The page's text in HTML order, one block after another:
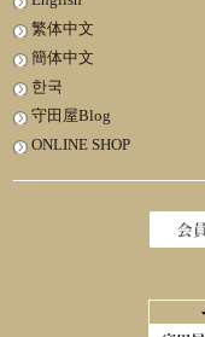
繁体中文
簡体中文
한국
守田屋Blog
ONLINE SHOP